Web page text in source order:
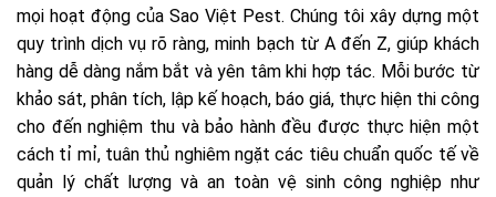
mọi hoạt động của Sao Việt Pest. Chúng tôi xây dựng một
quy trình dịch vụ rõ ràng, minh bạch từ A đến Z, giúp khách
hàng dễ dàng nắm bắt và yên tâm khi hợp tác. Mỗi bước từ
khảo sát, phân tích, lập kế hoạch, báo giá, thực hiện thi công
cho đến nghiệm thu và bảo hành đều được thực hiện một
cách tỉ mỉ, tuân thủ nghiêm ngặt các tiêu chuẩn quốc tế về
quản lý chất lượng và an toàn vệ sinh công nghiệp như